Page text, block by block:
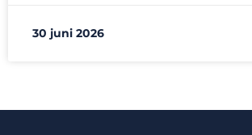
30 juni 2026